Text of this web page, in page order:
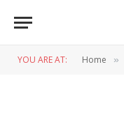
YOU ARE AT: Home »
The War